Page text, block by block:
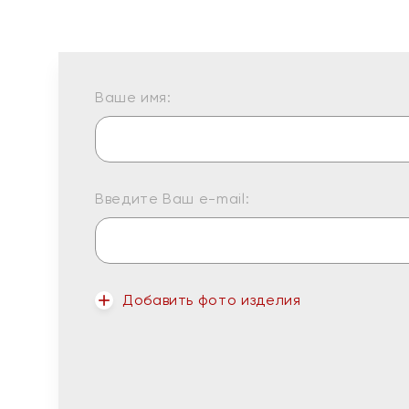
Ваше имя:
Введите Ваш e-mail:
Добавить фото изделия